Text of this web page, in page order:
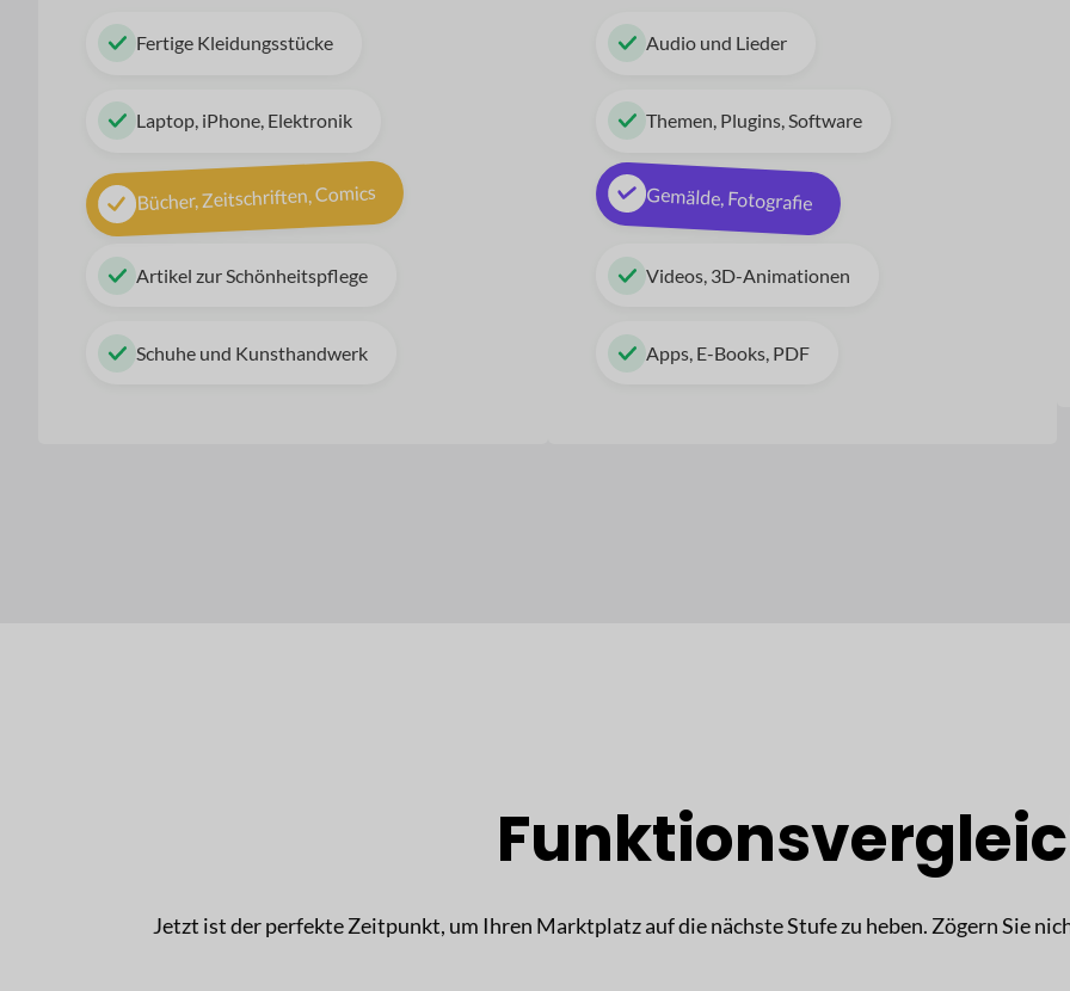
Fertige Kleidungsstücke
Laptop, iPhone, Elektronik
Bücher, Zeitschriften, Comics
Artikel zur Schönheitspflege
Schuhe und Kunsthandwerk
Audio und Lieder
Themen, Plugins, Software
Gemälde, Fotografie
Videos, 3D-Animationen
Apps, E-Books, PDF
Jetzt ist der perfekte Zeitpunkt, um Ihren Marktplatz auf die nächste Stufe zu heben. Zögern Sie